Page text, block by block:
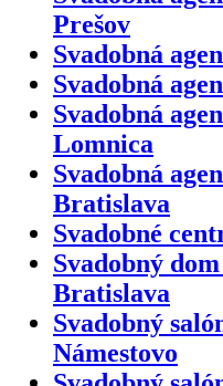
Prešov
Svadobná
Svadobná
Svadobná
Lomnica
Svadobná
Bratislava
Svadobné
Svadobný
Bratislava
Svadobný
Námestovo